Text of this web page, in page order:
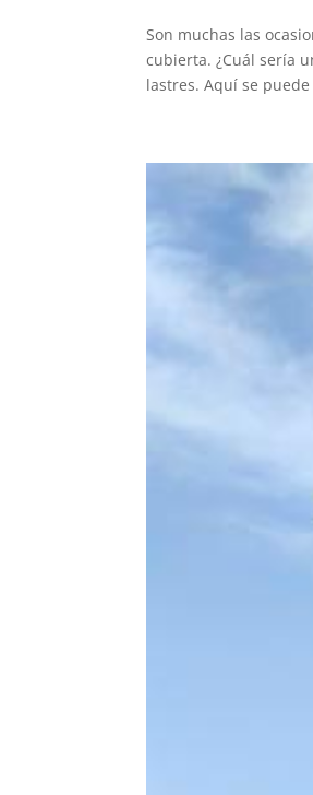
Son muchas las
cubierta. ¿Cuál sería
lastres. Aquí se